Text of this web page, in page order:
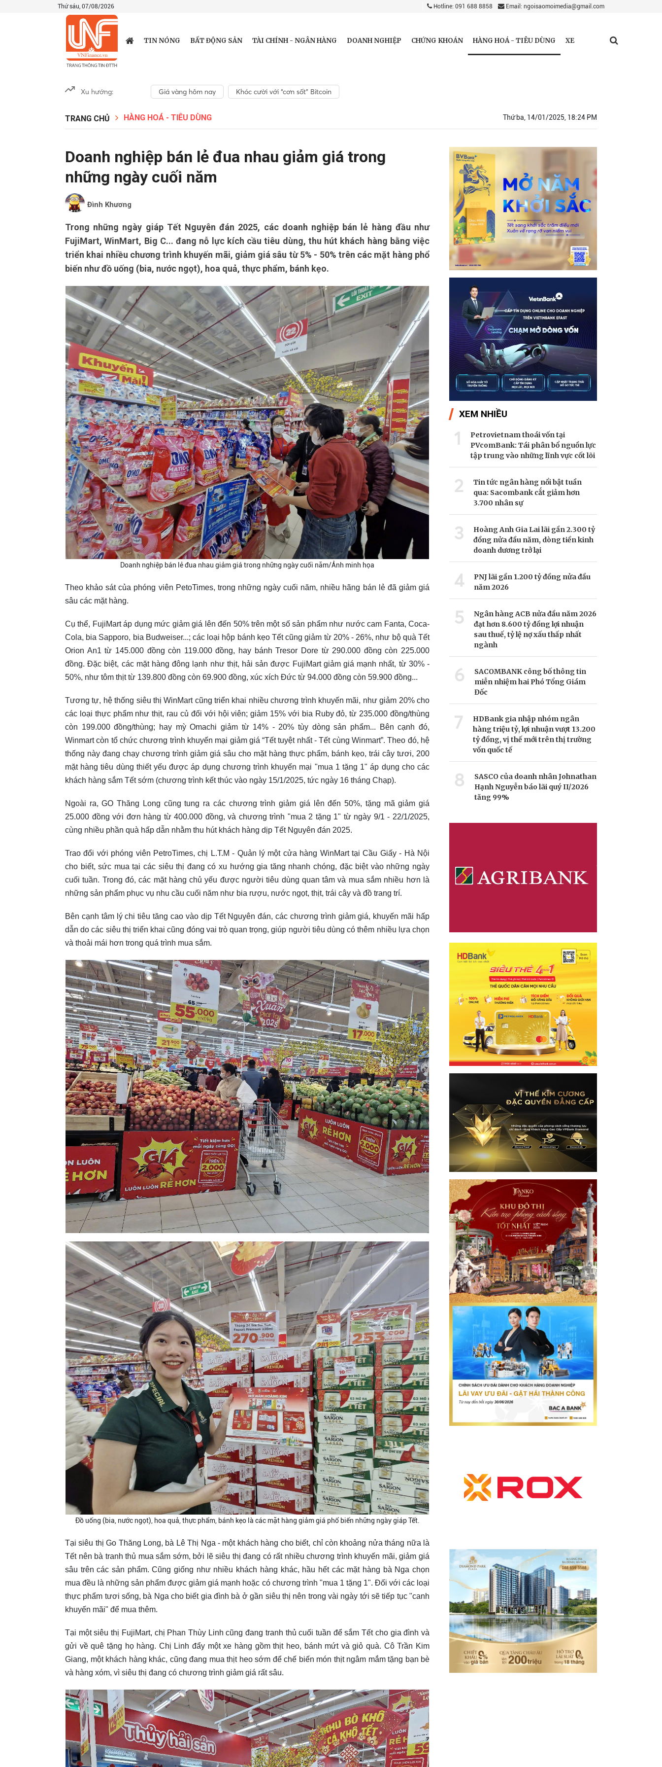
Thứ sáu, 07/08/2026 Hotline: 091 688 8858 Email: ngoisaomoimedia@gmail.com
TIN NÓNG BẤT ĐỘNG SẢN TÀI CHÍNH - NGÂN HÀNG DOANH NGHIỆP CHỨNG KHOÁN HÀNG HOÁ - TIÊU DÙNG XE
Xu hướng: Giá vàng hôm nay Khóc cười với “cơn sốt” Bitcoin
TRANG CHỦ HÀNG HOÁ - TIÊU DÙNG Thứ ba, 14/01/2025, 18:24 PM
Doanh nghiệp bán lẻ đua nhau giảm giá trong
những ngày cuối năm
Đình Khương
Trong những ngày giáp Tết Nguyên đán 2025, các doanh nghiệp bán lẻ hàng đầu như
FujiMart, WinMart, Big C... đang nỗ lực kích cầu tiêu dùng, thu hút khách hàng bằng việc
triển khai nhiều chương trình khuyến mãi, giảm giá sâu từ 5% - 50% trên các mặt hàng phổ
biến như đồ uống (bia, nước ngọt), hoa quả, thực phẩm, bánh kẹo.
Doanh nghiệp bán lẻ đua nhau giảm giá trong những ngày cuối năm/Ảnh minh họa
Theo khảo sát của phóng viên PetoTimes, trong những ngày cuối năm, nhiều hãng bán lẻ đã giảm giá
sâu các mặt hàng.
Cụ thể, FujiMart áp dụng mức giảm giá lên đến 50% trên một số sản phẩm như nước cam Fanta, Coca-
Cola, bia Sapporo, bia Budweiser...; các loại hộp bánh kẹo Tết cũng giảm từ 20% - 26%, như bộ quà Tết
Orion An1 từ 145.000 đồng còn 119.000 đồng, hay bánh Tresor Dore từ 290.000 đồng còn 225.000
đồng. Đặc biệt, các mặt hàng đông lạnh như thịt, hải sản được FujiMart giảm giá mạnh nhất, từ 30% -
50%, như tôm thịt từ 139.800 đồng còn 69.900 đồng, xúc xích Đức từ 94.000 đồng còn 59.900 đồng...
Tương tự, hệ thống siêu thị WinMart cũng triển khai nhiều chương trình khuyến mãi, như giảm 20% cho
các loại thực phẩm như thịt, rau củ đối với hội viên; giảm 15% với bia Ruby đỏ, từ 235.000 đồng/thùng
còn 199.000 đồng/thùng; hay mỳ Omachi giảm từ 14% - 20% tùy dòng sản phẩm... Bên cạnh đó,
Winmart còn tổ chức chương trình khuyến mại giảm giá “Tết tuyệt nhất - Tết cùng Winmart”. Theo đó, hệ
thống này đang chạy chương trình giảm giá sâu cho mặt hàng thực phẩm, bánh kẹo, trái cây tươi, 200
mặt hàng tiêu dùng thiết yếu được áp dụng chương trình khuyến mại "mua 1 tặng 1" áp dụng cho các
khách hàng sắm Tết sớm (chương trình kết thúc vào ngày 15/1/2025, tức ngày 16 tháng Chạp).
Ngoài ra, GO Thăng Long cũng tung ra các chương trình giảm giá lên đến 50%, tặng mã giảm giá
25.000 đồng với đơn hàng từ 400.000 đồng, và chương trình "mua 2 tặng 1" từ ngày 9/1 - 22/1/2025,
cùng nhiều phần quà hấp dẫn nhằm thu hút khách hàng dịp Tết Nguyên đán 2025.
Trao đổi với phóng viên PetroTimes, chị L.T.M - Quản lý một cửa hàng WinMart tại Cầu Giấy - Hà Nội
cho biết, sức mua tại các siêu thị đang có xu hướng gia tăng nhanh chóng, đặc biệt vào những ngày
cuối tuần. Trong đó, các mặt hàng chủ yếu được người tiêu dùng quan tâm và mua sắm nhiều hơn là
những sản phẩm phục vụ nhu cầu cuối năm như bia rượu, nước ngọt, thịt, trái cây và đồ trang trí.
Bên cạnh tâm lý chi tiêu tăng cao vào dịp Tết Nguyên đán, các chương trình giảm giá, khuyến mãi hấp
dẫn do các siêu thị triển khai cũng đóng vai trò quan trọng, giúp người tiêu dùng có thêm nhiều lựa chọn
và thoải mái hơn trong quá trình mua sắm.
Đồ uống (bia, nước ngọt), hoa quả, thực phẩm, bánh kẹo là các mặt hàng giảm giá phổ biến những ngày giáp Tết.
Tại siêu thị Go Thăng Long, bà Lê Thị Nga - một khách hàng cho biết, chỉ còn khoảng nửa tháng nữa là
Tết nên bà tranh thủ mua sắm sớm, bởi lẽ siêu thị đang có rất nhiều chương trình khuyến mãi, giảm giá
sâu trên các sản phẩm. Cũng giống như nhiều khách hàng khác, hầu hết các mặt hàng bà Nga chọn
mua đều là những sản phẩm được giảm giá mạnh hoặc có chương trình "mua 1 tặng 1". Đối với các loại
thực phẩm tươi sống, bà Nga cho biết gia đình bà ở gần siêu thị nên trong vài ngày tới sẽ tiếp tục "canh
khuyến mãi" để mua thêm.
Tại một siêu thị FujiMart, chị Phan Thùy Linh cũng đang tranh thủ cuối tuần để sắm Tết cho gia đình và
gửi về quê tặng họ hàng. Chị Linh đẩy một xe hàng gồm thịt heo, bánh mứt và giỏ quà. Cô Trần Kim
Giang, một khách hàng khác, cũng đang mua thịt heo sớm để chế biến món thịt ngâm mắm tặng bạn bè
và hàng xóm, vì siêu thị đang có chương trình giảm giá rất sâu.
XEM NHIỀU
1
Petrovietnam thoái vốn tại
PVcomBank: Tái phân bổ nguồn lực
tập trung vào những lĩnh vực cốt lõi
2
Tin tức ngân hàng nổi bật tuần
qua: Sacombank cắt giảm hơn
3.700 nhân sự
3
Hoàng Anh Gia Lai lãi gần 2.300 tỷ
đồng nửa đầu năm, dòng tiền kinh
doanh dương trở lại
4
PNJ lãi gần 1.200 tỷ đồng nửa đầu
năm 2026
5
Ngân hàng ACB nửa đầu năm 2026
đạt hơn 8.600 tỷ đồng lợi nhuận
sau thuế, tỷ lệ nợ xấu thấp nhất
ngành
6
SACOMBANK công bố thông tin
miễn nhiệm hai Phó Tổng Giám
Đốc
7
HDBank gia nhập nhóm ngân
hàng triệu tỷ, lợi nhuận vượt 13.200
tỷ đồng, vị thế mới trên thị trường
vốn quốc tế
8
SASCO của doanh nhân Johnathan
Hạnh Nguyễn báo lãi quý II/2026
tăng 99%